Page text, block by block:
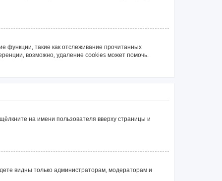
функции, такие как отслеживание прочитанных
возможно, удаление cookies может помочь.
на имени пользователя вверху страницы и
видны только администраторам, модераторам и